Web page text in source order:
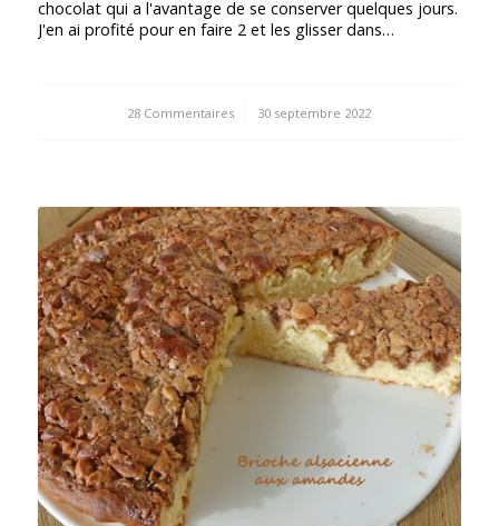
chocolat qui a l'avantage de se conserver quelques jours.
J'en ai profité pour en faire 2 et les glisser dans…
28 Commentaires
/ 30 septembre 2022